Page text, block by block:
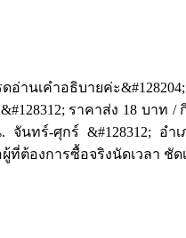
านเคำอธิบายค่ะ
ราคาส่ง 18 บาท /
นทร์-ศุกร์ &#128312; อ
ผู้ที่ต้องการซื้อจริงนัดเวลา